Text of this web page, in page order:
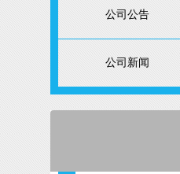
公司公告
公司新闻